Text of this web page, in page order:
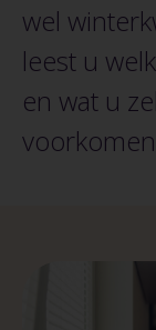
wel
leest u
en wat u